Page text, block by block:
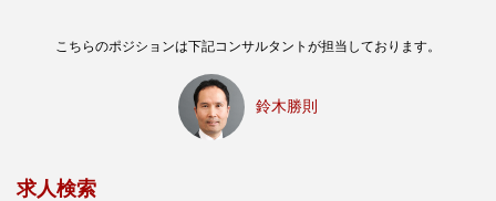
こちらのポジションは下記コンサルタントが担当しております。
鈴木勝則
求人検索